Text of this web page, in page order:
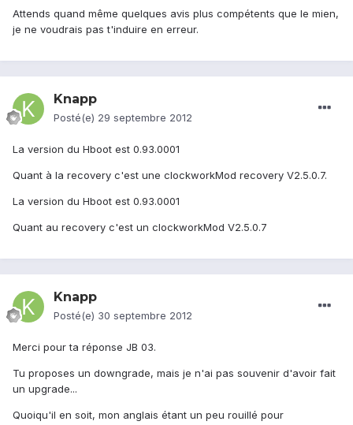
Attends quand même quelques avis plus compétents que le mien,
je ne voudrais pas t'induire en erreur.
Knapp
Posté(e) 29 septembre 2012
La version du Hboot est 0.93.0001
Quant à la recovery c'est une clockworkMod recovery V2.5.0.7.
La version du Hboot est 0.93.0001
Quant au recovery c'est un clockworkMod V2.5.0.7
Knapp
Posté(e) 30 septembre 2012
Merci pour ta réponse JB 03.
Tu proposes un downgrade, mais je n'ai pas souvenir d'avoir fait
un upgrade...
Quoiqu'il en soit, mon anglais étant un peu rouillé pour